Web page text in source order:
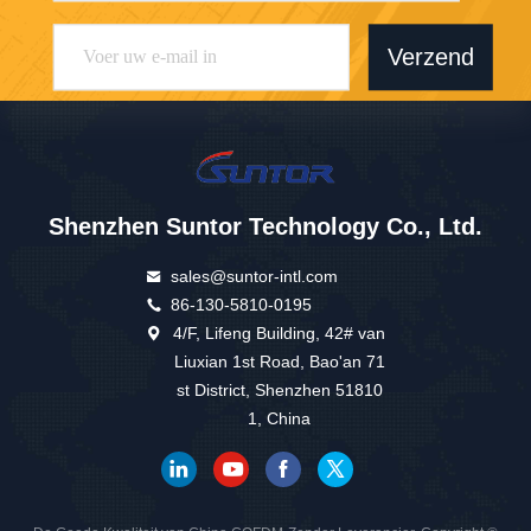
Verzend
Shenzhen Suntor Technology Co., Ltd.
sales@suntor-intl.com
86-130-5810-0195
4/F, Lifeng Building, 42# van
Liuxian 1st Road, Bao'an 71
st District, Shenzhen 51810
1, China